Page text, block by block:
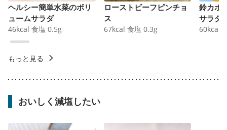
ヘルシー簡単水菜のボリ
ュームサラダ
46kcal 食塩 0.5g
ローストビーフピンチョ
ス
67kcal 食塩 0.3g
鈴カボ
サラダ
60kcal
もっと見る
おいしく減塩したい